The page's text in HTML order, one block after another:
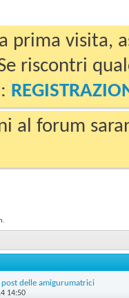
prima visita,
riscontri
al forum
post delle amigurumatrici
14:50